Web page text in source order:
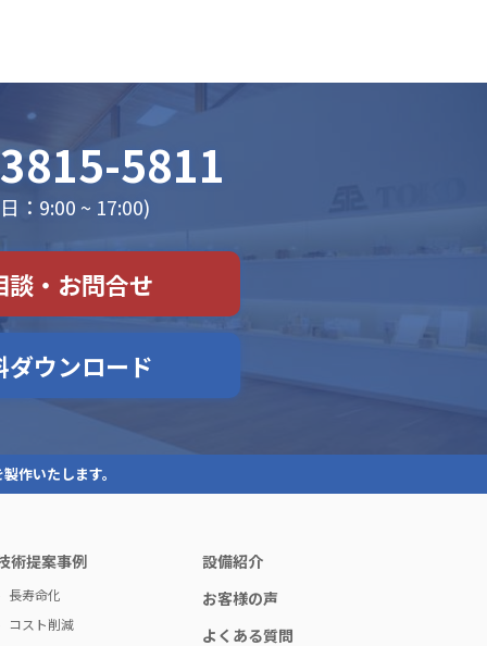
5811
日：9:00 ~ 17:00)
談・お問合せ
ダウンロード
作いたします。
術提案事例
長寿命化
コスト削減
設備紹介
お客様の声
よくある質問